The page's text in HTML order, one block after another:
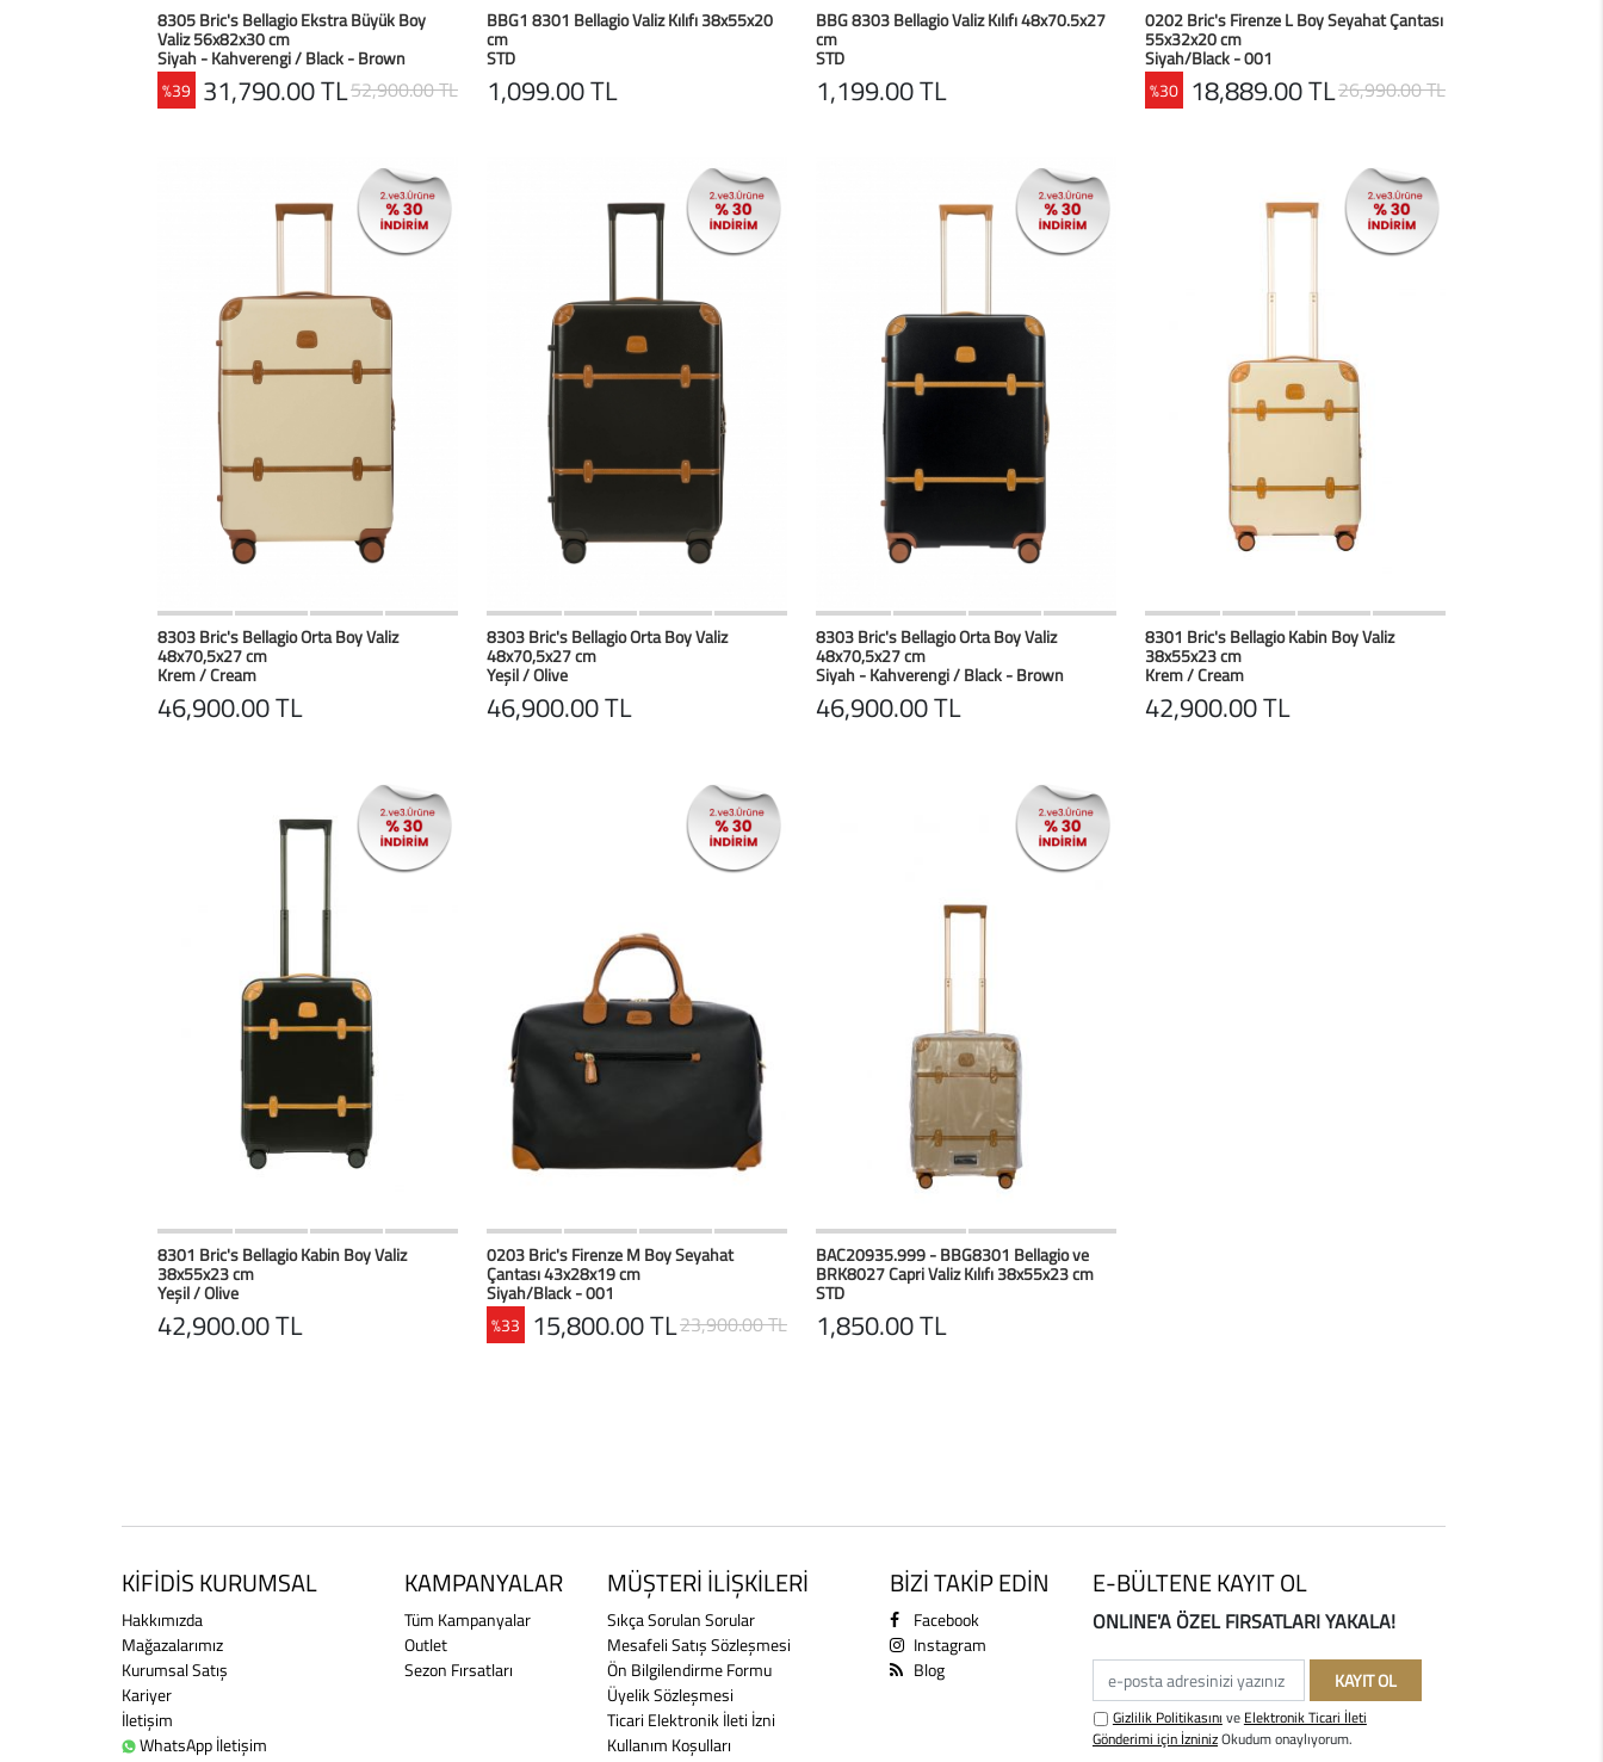
HIZLI BAK Favorilerim
8305 Bric's Bellagio Ekstra Büyük Boy
Valiz 56x82x30 cm
Siyah - Kahverengi / Black - Brown
%39 31,790.00 TL52,900.00 TL
HIZLI BAK Favorilerim
BBG1 8301 Bellagio Valiz Kılıfı 38x55x20
cm
STD
1,099.00 TL
HIZLI BAK Favorilerim
BBG 8303 Bellagio Valiz Kılıfı 48x70.5x27
cm
STD
1,199.00 TL
HIZLI BAK Favorilerim
0202 Bric's Firenze L Boy Seyahat Çantası
55x32x20 cm
Siyah/Black - 001
%30 18,889.00 TL26,990.00 TL
HIZLI BAK Favorilerim
8303 Bric's Bellagio Orta Boy Valiz
48x70,5x27 cm
Krem / Cream
46,900.00 TL
HIZLI BAK Favorilerim
8303 Bric's Bellagio Orta Boy Valiz
48x70,5x27 cm
Yeşil / Olive
46,900.00 TL
HIZLI BAK Favorilerim
8303 Bric's Bellagio Orta Boy Valiz
48x70,5x27 cm
Siyah - Kahverengi / Black - Brown
46,900.00 TL
HIZLI BAK Favorilerim
8301 Bric's Bellagio Kabin Boy Valiz
38x55x23 cm
Krem / Cream
42,900.00 TL
HIZLI BAK Favorilerim
8301 Bric's Bellagio Kabin Boy Valiz
38x55x23 cm
Yeşil / Olive
42,900.00 TL
HIZLI BAK Favorilerim
0203 Bric's Firenze M Boy Seyahat
Çantası 43x28x19 cm
Siyah/Black - 001
%33
15,800.00 TL23,900.00 TL
HIZLI BAK Favorilerim
BAC20935.999 - BBG8301 Bellagio ve
BRK8027 Capri Valiz Kılıfı 38x55x23 cm
STD
1,850.00 TL
KİFİDİS KURUMSAL
Hakkımızda
Mağazalarımız
Kurumsal Satış
Kariyer
İletişim
WhatsApp İletişim
KAMPANYALAR
Tüm Kampanyalar
Outlet
Sezon Fırsatları
MÜŞTERİ İLİŞKİLERİ
Sıkça Sorulan Sorular
Mesafeli Satış Sözleşmesi
Ön Bilgilendirme Formu
Üyelik Sözleşmesi
Ticari Elektronik İleti İzni
Kullanım Koşulları
BİZİ TAKİP EDİN
Facebook
Instagram
Blog
E-BÜLTENE KAYIT OL
ONLINE'A ÖZEL FIRSATLARI YAKALA!
e-posta adresinizi yazınız
KAYIT OL
Gizlilik Politikasını ve Elektronik Ticari İleti
Gönderimi için İzninizOkudum onaylıyorum.